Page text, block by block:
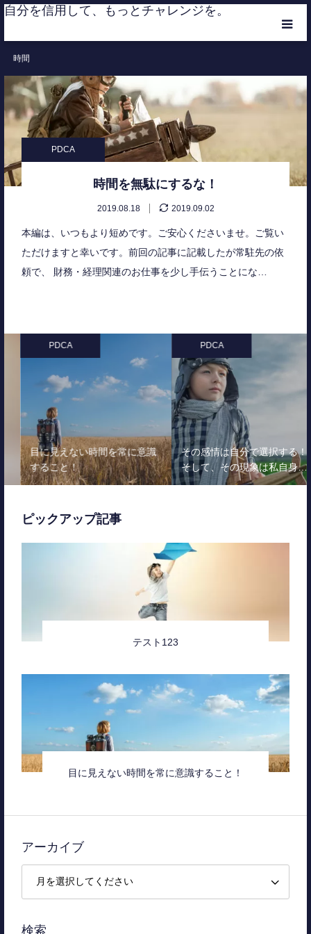
自分を信用して、もっとチャレンジを。
時間
PDCA
時間を無駄にするな！
2019.08.18 2019.09.02
本編は、いつもより短めです。ご安心くださいませ。ご覧い
ただけますと幸いです。前回の記事に記載したが常駐先の依
頼で、 財務・経理関連のお仕事を少し手伝うことにな…
PDCA
目に見えない時間を常に意識
すること！
PDCA
その感情は自分で選択する！
そして、その現象は私自身…
ピックアップ記事
テスト123
目に見えない時間を常に意識すること！
アーカイブ
検索
CATEGORIES
MEMBER